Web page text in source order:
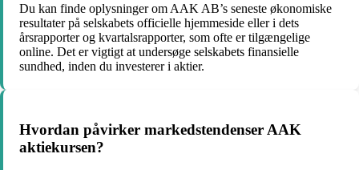
Du kan finde oplysninger om AAK AB’s seneste økonomiske
resultater på selskabets officielle hjemmeside eller i dets
årsrapporter og kvartalsrapporter, som ofte er tilgængelige
online. Det er vigtigt at undersøge selskabets finansielle
sundhed, inden du investerer i aktier.
Hvordan påvirker markedstendenser AAK
aktiekursen?